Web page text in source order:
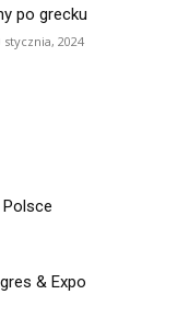
po grecku
stycznia, 2024
& Expo